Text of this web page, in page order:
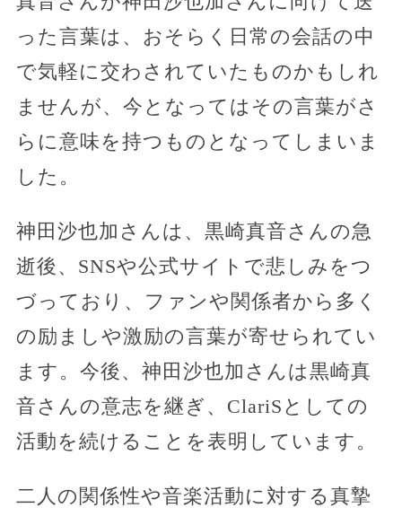
った言葉は、おそらく日常の会話の中
で気軽に交わされていたものかもしれ
ませんが、今となってはその言葉がさ
らに意味を持つものとなってしまいま
した。
神田沙也加さんは、黒崎真音さんの急
逝後、SNSや公式サイトで悲しみをつ
づっており、ファンや関係者から多く
の励ましや激励の言葉が寄せられてい
ます。今後、神田沙也加さんは黒崎真
音さんの意志を継ぎ、ClariSとしての
活動を続けることを表明しています。
二人の関係性や音楽活動に対する真摯